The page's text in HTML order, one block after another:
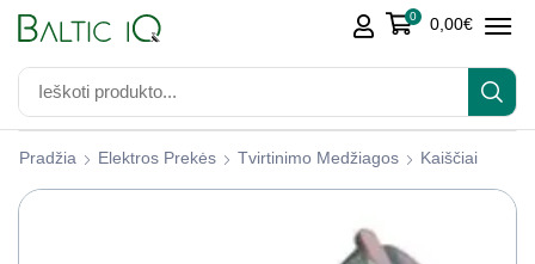
0 0,00€
Pradžia Elektros Prekės Tvirtinimo Medžiagos Kaiščiai